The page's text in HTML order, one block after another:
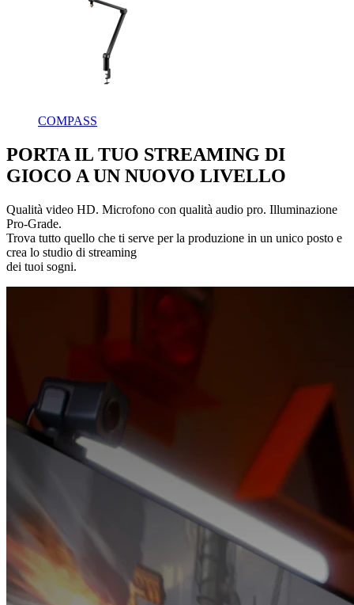
COMPASS
PORTA IL TUO STREAMING DI
GIOCO A UN NUOVO LIVELLO
Qualità video HD. Microfono con qualità audio pro. Illuminazione
Pro-Grade.
Trova tutto quello che ti serve per la produzione in un unico posto e
crea lo studio di streaming
dei tuoi sogni.